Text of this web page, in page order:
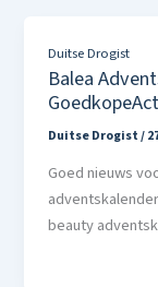
Duitse Drogist
Balea
Duitse Drogist/
Goed nieuws
beauty